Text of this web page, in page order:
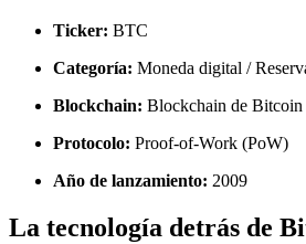
Ticker: BTC
Categoría: Moneda digital /
Blockchain: Blockchain de Bitcoin
Protocolo: Proof-of-Work (PoW)
Año de lanzamiento: 2009
La tecnología detrás de